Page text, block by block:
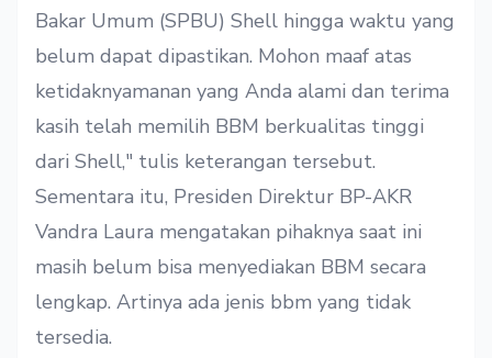
Bakar Umum (SPBU) Shell hingga waktu yang
belum dapat dipastikan. Mohon maaf atas
ketidaknyamanan yang Anda alami dan terima
kasih telah memilih BBM berkualitas tinggi
dari Shell," tulis keterangan tersebut.
Sementara itu, Presiden Direktur BP-AKR
Vandra Laura mengatakan pihaknya saat ini
masih belum bisa menyediakan BBM secara
lengkap. Artinya ada jenis bbm yang tidak
tersedia.